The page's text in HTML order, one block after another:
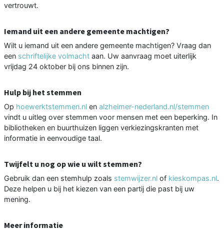
vertrouwt.
Iemand uit een andere gemeente machtigen?
Wilt u iemand uit een andere gemeente machtigen? Vraag dan
een schriftelijke volmacht aan. Uw aanvraag moet uiterlijk
vrijdag 24 oktober bij ons binnen zijn.
Hulp bij het stemmen
Op hoewerktstemmen.nl en alzheimer-nederland.nl/stemmen
vindt u uitleg over stemmen voor mensen met een beperking. In
bibliotheken en buurthuizen liggen verkiezingskranten met
informatie in eenvoudige taal.
Twijfelt u nog op wie u wilt stemmen?
Gebruik dan een stemhulp zoals stemwijzer.nl of kieskompas.nl.
Deze helpen u bij het kiezen van een partij die past bij uw
mening.
Meer informatie